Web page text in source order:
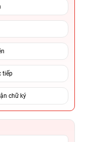
tiếp
chữ ký